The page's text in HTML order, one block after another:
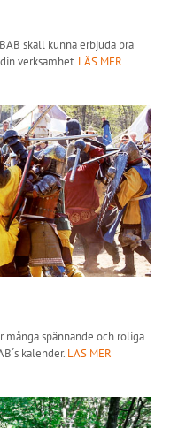
skall kunna erbjuda bra
verksamhet. LÄS MER
spännande och roliga
kalender. LÄS MER